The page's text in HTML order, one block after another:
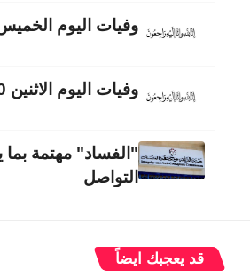
وفيات اليوم الخميس 2026/7/
وفيات اليوم الاثنين 2026/7/20
"الفساد" مهتمة
التواصل
قد يعجبك ايضاً